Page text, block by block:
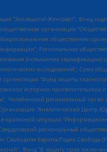
служба Радио Свобода (Azatliq Radiosi), Радио Свободная Европа/Радио Свобода (PCE/PC), "Сибирь.Реалии", "Фактограф", Благотворительный фонд помощи осужденным и их семьям, Автономная некоммерческая организация "Институт глобализации и социальных движений", Фонд "В защиту прав заключенных", Частное учреждение "Центр поддержки и содействия развитию средств массовой информации", Пензенский региональный общественный благотворительный фонд "Гражданский союз", "Север.Реалии", Некоммерческая организация Фонд "Правовая инициатива", Общество с ограниченной ответственностью "Радио Свободная Европа/Радио Свобода", Чешское информационное агентство "MEDIUM-ORIENT", Красноярская региональная общественная организация "Мы против СПИДа", Камалягин Денис Николаевич, Маркелов Сергей Евгеньевич, Пономарев Лев Александрович, Савицкая Людмила Алексеевна, Автономная некоммерческая организация "Центр по работе с проблемой насилия "НАСИЛИЮ.НЕТ", Межрегиональный профессиональный союз работников здравоохранения "Альянс врачей", Юридическое лицо, зарегистрированное в Латвийской Республике, SIA "Medusa Project" (регистрационный номер 40103797863, дата регистрации 10.06.2014), Некоммерческая организация "Фонд по борьбе с коррупцией", Автономная некоммерческая организация "Институт права и публичной политики", Баданин Роман Сергеевич, Гликин Максим Александрович, Железнова Мария Михайловна, Лукьянова Юлия Сергеевна, Маетная Елизавета Витальевна, Маняхин Петр Борисович, Чуракова Ольга Владимировна, Ярош Юлия